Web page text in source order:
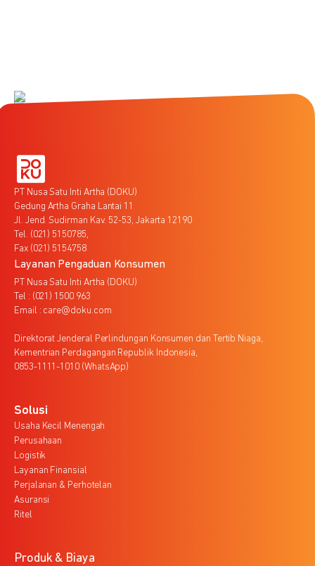
PT Nusa Satu Inti Artha (DOKU)
Gedung Artha Graha Lantai 11
Jl. Jend. Sudirman Kav. 52-53, Jakarta 12190
Tel. (021) 5150785,
Fax (021) 5154758
Layanan Pengaduan Konsumen
PT Nusa Satu Inti Artha (DOKU)
Tel : (021) 1500 963
Email : care@doku.com
Direktorat Jenderal Perlindungan Konsumen dan Tertib Niaga,
Kementrian Perdagangan Republik Indonesia,
0853-1111-1010 (WhatsApp)
Solusi
Usaha Kecil Menengah
Perusahaan
Logistik
Layanan Finansial
Perjalanan & Perhotelan
Asuransi
Ritel
Produk & Biaya